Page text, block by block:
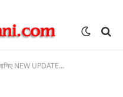
NEW UPDATE…